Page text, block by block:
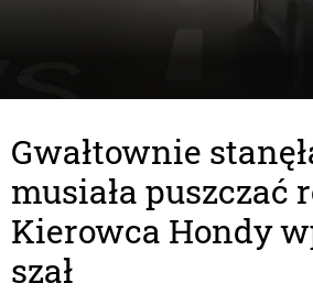
Gwałtownie
musiała puszczać
Kierowca Hondy
szał